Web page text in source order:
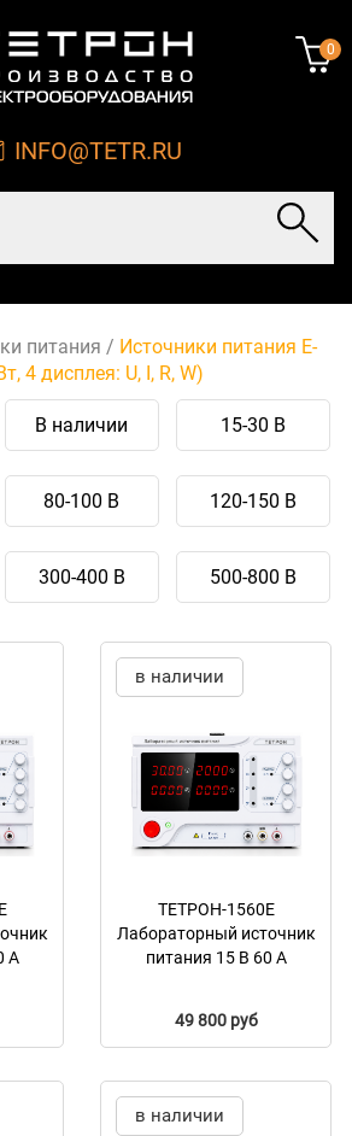
0
INFO@TETR.RU
питания / Источники питания Е-
4 дисплея: U, I, R, W)
В наличии 15-30 В
80-100 В 120-150 В
300-400 В 500-800 В
А
в наличии
ТЕТРОН-1560Е
Лабораторный источник
питания 15 В 60 А
49 800 руб
в наличии